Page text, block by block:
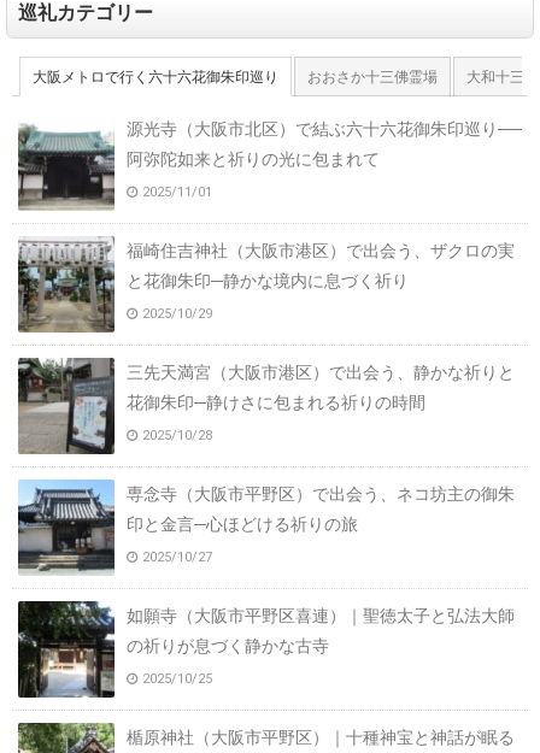
巡礼カテゴリー
大阪メトロで行く六十六花御朱印巡り おおさか十三佛霊場 大和十三
源光寺（大阪市北区）で結ぶ六十六花御朱印巡り──
阿弥陀如来と祈りの光に包まれて
2025/11/01
福崎住吉神社（大阪市港区）で出会う、ザクロの実
と花御朱印─静かな境内に息づく祈り
2025/10/29
三先天満宮（大阪市港区）で出会う、静かな祈りと
花御朱印─静けさに包まれる祈りの時間
2025/10/28
専念寺（大阪市平野区）で出会う、ネコ坊主の御朱
印と金言─心ほどける祈りの旅
2025/10/27
如願寺（大阪市平野区喜連）｜聖徳太子と弘法大師
の祈りが息づく静かな古寺
2025/10/25
楯原神社（大阪市平野区）｜十種神宝と神話が眠る